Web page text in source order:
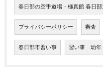
春日部の空手道場・極真館 春日
プライバシーポリシー 審査
春日部市習い事 習い事 幼年